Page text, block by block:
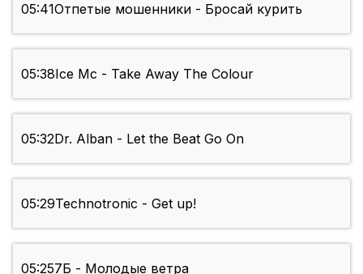
05:41Отпетые мошенники - Бросай курить
05:38Ice Mc - Take Away The Colour
05:32Dr. Alban - Let the Beat Go On
05:29Technotronic - Get up!
05:257Б - Молодые ветра